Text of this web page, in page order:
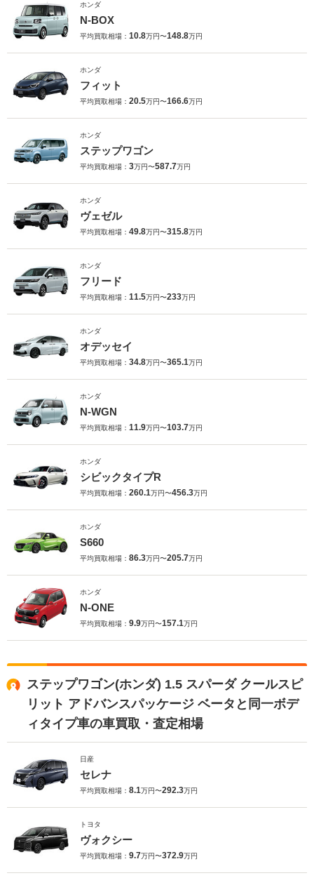
ホンダ
N-BOX
平均買取相場： 10.8万円〜148.8万円
ホンダ
フィット
平均買取相場： 20.5万円〜166.6万円
ホンダ
ステップワゴン
平均買取相場： 3万円〜587.7万円
ホンダ
ヴェゼル
平均買取相場： 49.8万円〜315.8万円
ホンダ
フリード
平均買取相場： 11.5万円〜233万円
ホンダ
オデッセイ
平均買取相場： 34.8万円〜365.1万円
ホンダ
N-WGN
平均買取相場： 11.9万円〜103.7万円
ホンダ
シビックタイプR
平均買取相場： 260.1万円〜456.3万円
ホンダ
S660
平均買取相場： 86.3万円〜205.7万円
ホンダ
N-ONE
平均買取相場： 9.9万円〜157.1万円
ステップワゴン(ホンダ) 1.5 スパーダ クールスピ
リット アドバンスパッケージ ベータと同一ボデ
ィタイプ車の車買取・査定相場
日産
セレナ
平均買取相場： 8.1万円〜292.3万円
トヨタ
ヴォクシー
平均買取相場： 9.7万円〜372.9万円